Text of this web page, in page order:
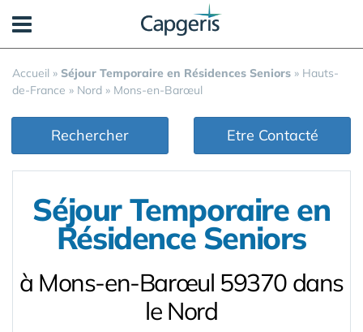
Accueil » Séjour Temporaire en Résidences Seniors » Hauts-
de-France » Nord » Mons-en-Barœul
Rechercher Etre Contacté
Séjour Temporaire en
Résidence Seniors
à Mons-en-Barœul 59370 dans
le Nord